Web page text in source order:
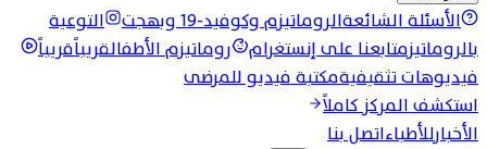
الأسئلة الشائعةالروماتيزم وكوفيد-19 وبهجت
التوعية
بالروماتيزمتابعنا على إنستغرام روماتيزم الأطفالقريباًقريباً
فيديوهات تثقيفيةمكتبة فيديو للمرضى
استكشف المركز كاملاً
الأخبارللأطباءاتصل بنا